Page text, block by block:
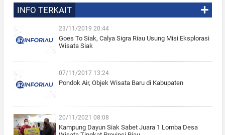
INFO TERKAIT
23/11/2019 20:44
Goes To Siak, Calya Sigra Riau Usung Misi Eksplorasi
Wisata Siak
07/11/2017 13:24
Pondok Air, Objek Wisata Baru di Kabupaten
20/11/2021 08:08
Kampung Dayun Siak Sabet Juara 1 Lomba Desa